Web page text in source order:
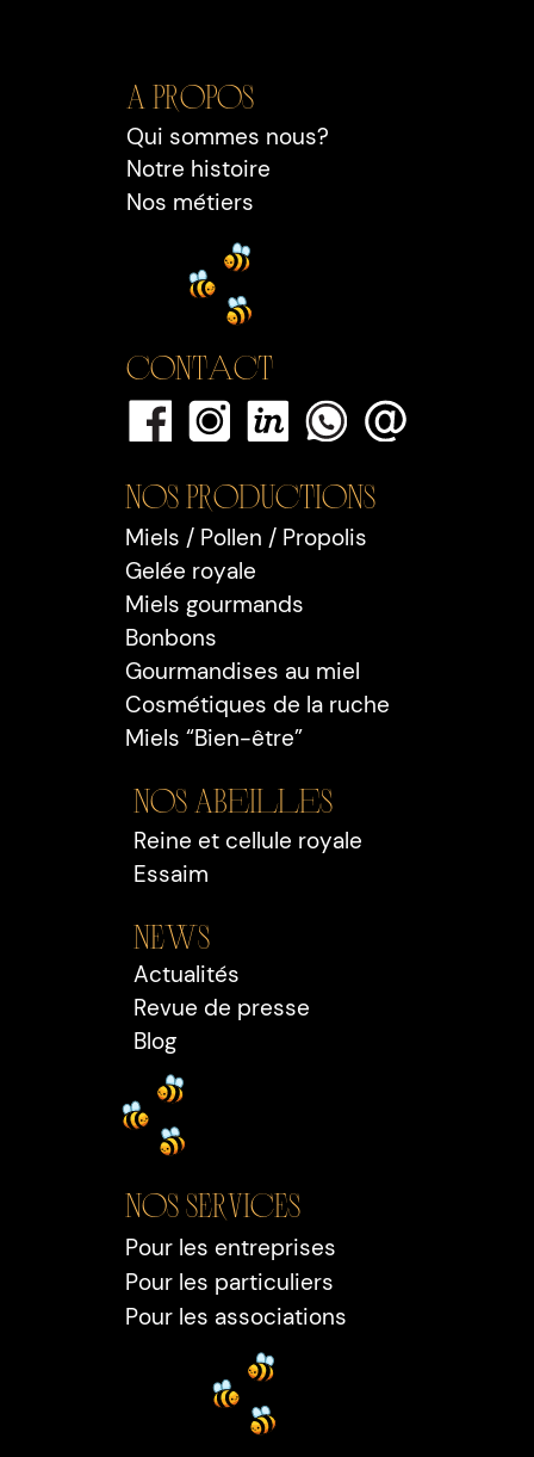
A propos
Qui sommes nous?
Notre histoire
Nos métiers
Contact
Nos PRODUCTIONS
Miels / Pollen / Propolis
Gelée royale
Miels gourmands
Bonbons
Gourmandises au miel
Cosmétiques de la ruche
Miels “Bien-être”
Nos Abeilles
Reine et cellule royale
Essaim
NEWS
Actualités
Revue de presse
Blog
Nos SERVICEs
Pour les entreprises
Pour les particuliers
Pour les associations